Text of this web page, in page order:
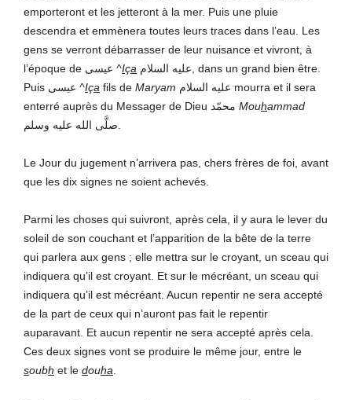
emporteront et les jetteront à la mer. Puis une pluie
descendra et emmènera toutes leurs traces dans l’eau. Les
gens se verront débarrasser de leur nuisance et vivront, à
^Iça
^Iça fils de Maryam
Mouhammad
Le Jour du jugement n’arrivera pas, chers frères de foi, avant
que les dix signes ne soient achevés.
Parmi les choses qui suivront, après cela, il y aura le lever du
soleil de son couchant et l’apparition de la bête de la terre
qui parlera aux gens ; elle mettra sur le croyant, un sceau qui
indiquera qu’il est croyant. Et sur le mécréant, un sceau qui
indiquera qu’il est mécréant. Aucun repentir ne sera accepté
de la part de ceux qui n’auront pas fait le repentir
auparavant. Et aucun repentir ne sera accepté après cela.
Ces deux signes vont se produire le même jour, entre le
soubh et le douha